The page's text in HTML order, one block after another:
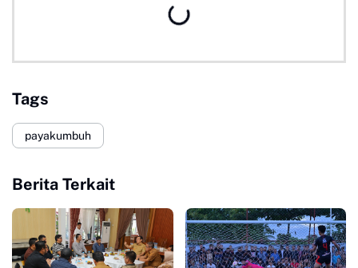
Tags
payakumbuh
Berita Terkait